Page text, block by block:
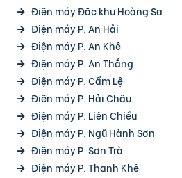
Điện máy Đặc khu Hoàng Sa
Điện máy P. An Hải
Điện máy P. An Khê
Điện máy P. An Thắng
Điện máy P. Cẩm Lệ
Điện máy P. Hải Châu
Điện máy P. Liên Chiểu
Điện máy P. Ngũ Hành Sơn
Điện máy P. Sơn Trà
Điện máy P. Thanh Khê